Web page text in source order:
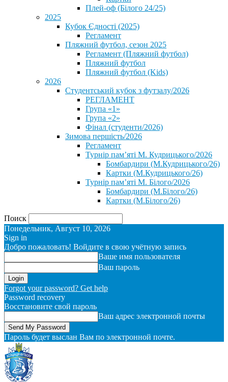
Плей-оф (Білого 24/25)
2025
Кубок Єдності (2025)
Регламент
Пляжний футбол, сезон 2025
Регламент (Пляжний футбол)
Пляжний футбол
Пляжний футбол (Kids)
2026
Студентський кубок з футзалу/2026
РЕГЛАМЕНТ
Група «1»
Група «2»
Фінал (студенти/2026)
⁨Зимова першість/2026⁩
Регламент
Турнір пам’яті М. Кудрицького/2026
Бомбардири (М.Кудрицького/26)
Картки (М.Кудрицького/26)
Турнір пам’яті М. Білого/2026
Бомбардири (М.Білого/26)
Картки (М.Білого/26)
Поиск
Понедельник, Август 10, 2026
Sign in
Добро пожаловать! Войдите в свою учётную запись
Ваше имя пользователя
Ваш пароль
Forgot your password? Get help
Password recovery
Восстановите свой пароль
Ваш адрес электронной почты
Пароль будет выслан Вам по электронной почте.